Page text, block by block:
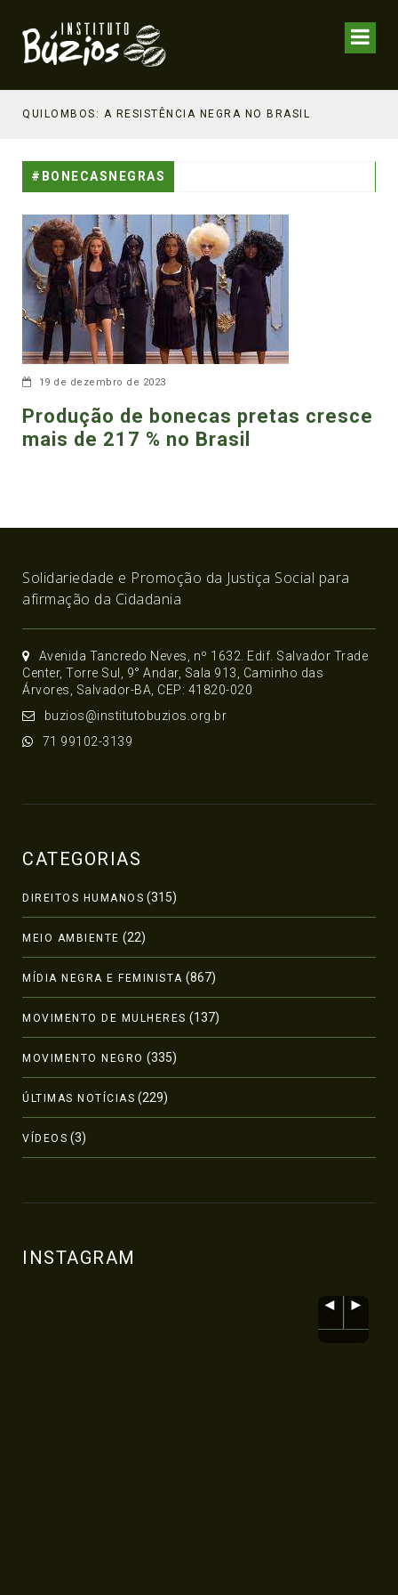
QUILOMBOS: A RESISTÊNCIA NEGRA NO BRASIL
#BONECASNEGRAS
19 de dezembro de 2023
Produção de bonecas pretas cresce
mais de 217 % no Brasil
Solidariedade e Promoção da Justiça Social para
afirmação da Cidadania
Avenida Tancredo Neves, nº 1632. Edif. Salvador Trade
Center, Torre Sul, 9° Andar, Sala 913, Caminho das
Árvores, Salvador-BA, CEP: 41820-020
buzios@institutobuzios.org.br
71 99102-3139
CATEGORIAS
DIREITOS HUMANOS (315)
MEIO AMBIENTE (22)
MÍDIA NEGRA E FEMINISTA (867)
MOVIMENTO DE MULHERES (137)
MOVIMENTO NEGRO (335)
ÚLTIMAS NOTÍCIAS (229)
VÍDEOS (3)
INSTAGRAM